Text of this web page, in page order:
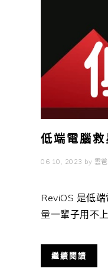
低端電腦
06 10, 2023 by 雲爸
ReviOS 是低
量一輩子用不
繼續閱讀